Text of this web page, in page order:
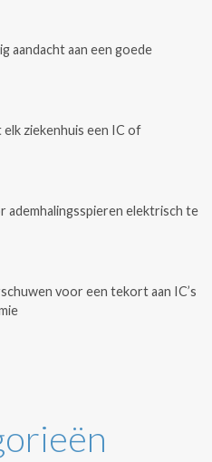
aandacht aan een goede
ziekenhuis een IC of
ademhalingsspieren elektrisch te
voor een tekort aan IC’s